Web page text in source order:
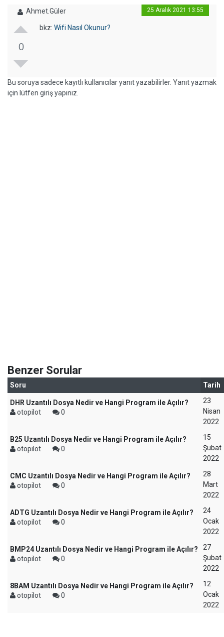
Ahmet.Güler 25 Aralık 2021 13:55
0
bkz: Wifi Nasıl Okunur?
Bu soruya sadece kayıtlı kullanıcılar yanıt yazabilirler. Yanıt yazmak
için lütfen giriş yapınız.
Benzer Sorular
Soru Tarih
DHR Uzantılı Dosya Nedir ve Hangi Program ile Açılır?
otopilot
0
23
Nisan
2022
B25 Uzantılı Dosya Nedir ve Hangi Program ile Açılır?
otopilot
0
15
Şubat
2022
CMC Uzantılı Dosya Nedir ve Hangi Program ile Açılır?
otopilot
0
28
Mart
2022
ADTG Uzantılı Dosya Nedir ve Hangi Program ile Açılır?
otopilot
0
24
Ocak
2022
BMP24 Uzantılı Dosya Nedir ve Hangi Program ile Açılır?
otopilot
0
27
Şubat
2022
8BAM Uzantılı Dosya Nedir ve Hangi Program ile Açılır?
otopilot
0
12
Ocak
2022